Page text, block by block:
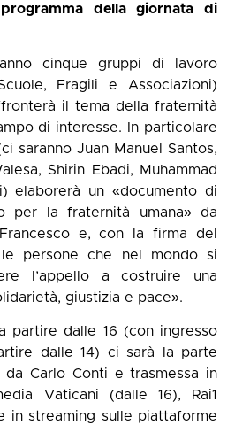
della giornata di
cinque gruppi di lavoro
Fragili e Associazioni)
il tema della fraternità
di interesse. In particolare
saranno Juan Manuel Santos,
Shirin Ebadi, Muhammad
elaborerà un «documento di
per la fraternità umana» da
e, con la firma del
persone che nel mondo si
l’appello a costruire una
giustizia e pace».
partire dalle 16 (con ingresso
dalle 14) ci sarà la parte
da Carlo Conti e trasmessa in
Vaticani (dalle 16), Rai1
in streaming sulle piattaforme